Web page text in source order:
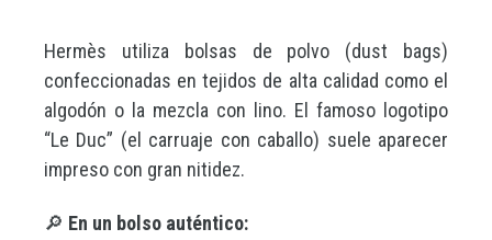
Hermès utiliza bolsas de polvo (dust bags)
confeccionadas en tejidos de alta calidad como el
algodón o la mezcla con lino. El famoso logotipo
“Le Duc” (el carruaje con caballo) suele aparecer
impreso con gran nitidez.
🔎 En un bolso auténtico: